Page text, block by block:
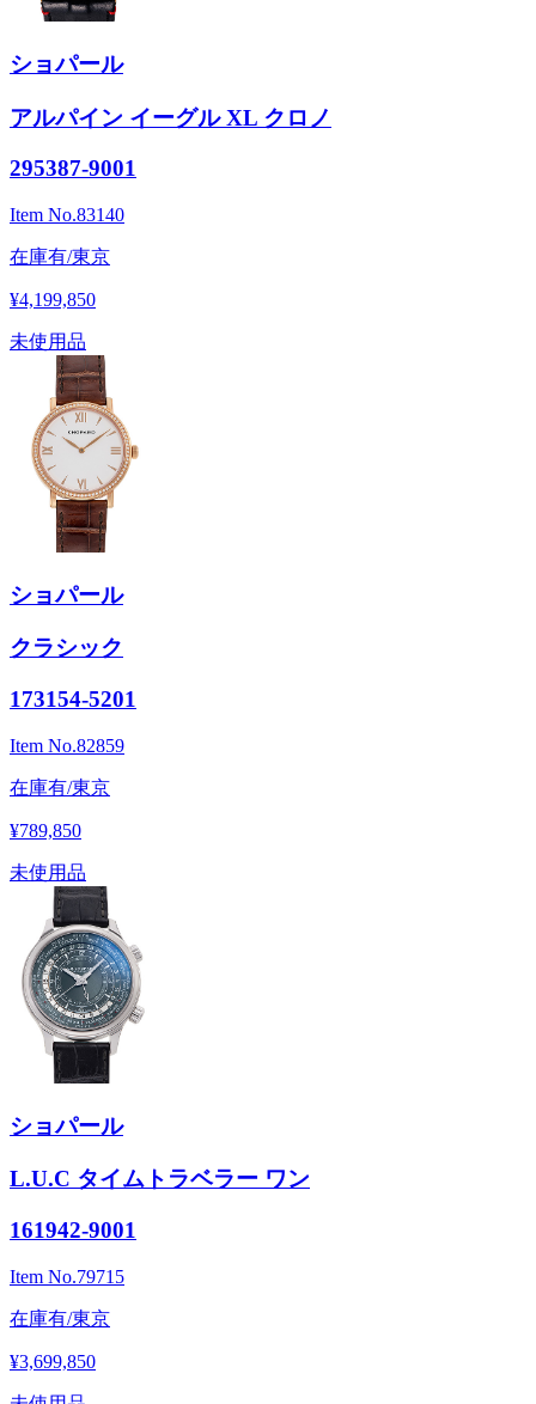
ショパール
アルパイン イーグル XL クロノ
295387-9001
Item No.83140
在庫有/東京
¥4,199,850
未使用品
ショパール
クラシック
173154-5201
Item No.82859
在庫有/東京
¥789,850
未使用品
ショパール
L.U.C タイムトラベラー ワン
161942-9001
Item No.79715
在庫有/東京
¥3,699,850